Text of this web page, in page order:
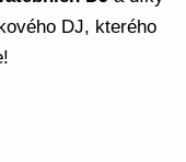
DJ, kterého